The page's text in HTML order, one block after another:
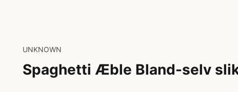
UNKNOWN
Spaghetti Æble Bland-selv